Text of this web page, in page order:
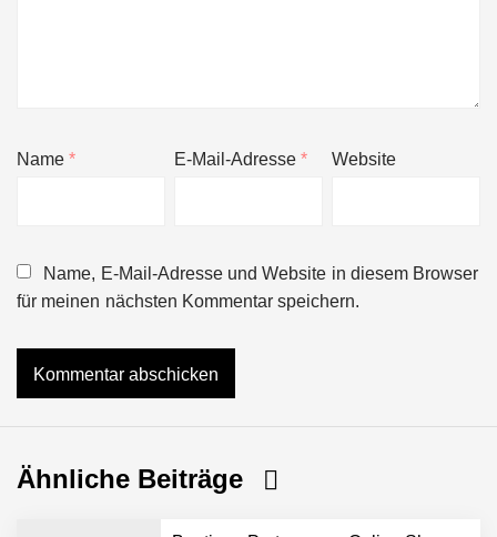
Name* E-Mail-Adresse* Website
Name, E-Mail-Adresse und Website in diesem Browser
für meinen nächsten Kommentar speichern.
Ähnliche Beiträge